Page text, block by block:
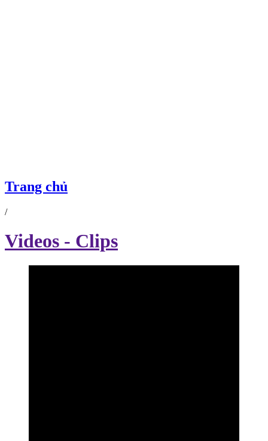
Trang chủ
/
Videos - Clips